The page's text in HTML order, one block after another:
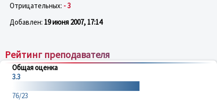
Отрицательных: - 3
Добавлен: 19 июня 2007, 17:14
Рейтинг преподавателя
Общая оценка
3.3
76/23